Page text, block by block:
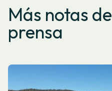
Más notas de
prensa